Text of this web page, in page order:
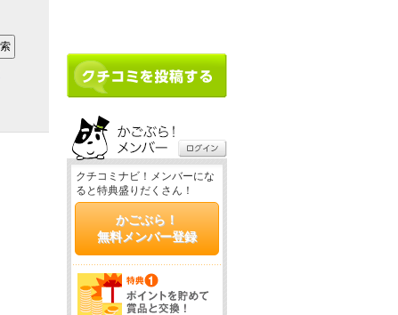
クチコミナビ！メンバーにな
ると特典盛りだくさん！
かごぶら！
無料メンバー登録